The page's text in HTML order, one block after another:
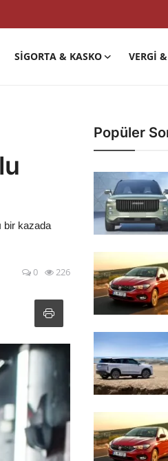
SIGORTA & KASKO VERGI
bir kazada
0 226
Popüler